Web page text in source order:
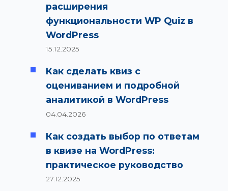
расширения
функциональности WP Quiz в
WordPress
15.12.2025
Как сделать квиз с
оцениванием и подробной
аналитикой в WordPress
04.04.2026
Как создать выбор по ответам
в квизе на WordPress:
практическое руководство
27.12.2025